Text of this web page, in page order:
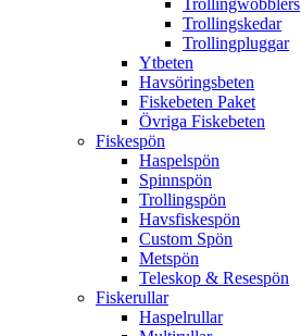
Trollingskedar
Trollingpluggar
Ytbeten
Havsöringsbeten
Fiskebeten Paket
Övriga Fiskebeten
Fiskespön
Haspelspön
Spinnspön
Trollingspön
Havsfiskespön
Custom Spön
Metspön
Teleskop & Resespön
Fiskerullar
Haspelrullar